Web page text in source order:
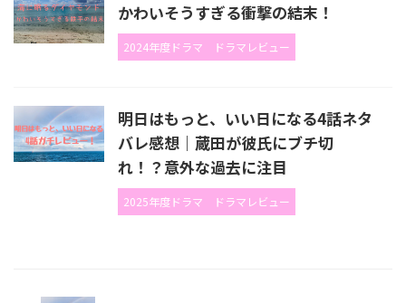
かわいそうすぎる衝撃の結末！
2024年度ドラマ ドラマレビュー
明日はもっと、いい日になる4話ネタ
バレ感想｜蔵田が彼氏にブチ切
れ！？意外な過去に注目
2025年度ドラマ ドラマレビュー